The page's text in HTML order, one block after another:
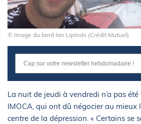
© Image du bord Ian Lipinski (Crédit Mutuel)
La nuit de jeudi à vendredi n’a pas
IMOCA, qui ont dû négocier au mieux
centre de la dépression. « Certains se